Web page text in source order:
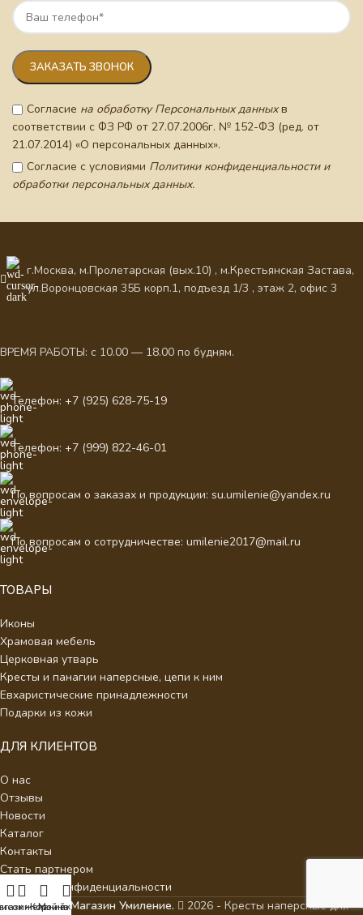
Согласие на обработку Персональных данныхв
соответствии с ФЗ РФ от 27.07.2006г. № 152-ФЗ (ред. от
21.07.2014) «О персональных данных».
Согласие с условиями Политики конфиденциальности и
обработки персональных данных.
г.Москва, м.Пролетарская (вых.10) , м.Крестьянская Застава,
ул.Воронцовская 35Б корп.1, подъезд 1/3 , этаж 2, офис 3
ВРЕМЯ РАБОТЫ: с 10.00 — 18.00 по будням.
Телефон: +7 (925) 628-75-19
Телефон: +7 (999) 822-46-01
По вопросам о заказах и продукции: su.umilenie@yandex.ru
По вопросам о сотрудничестве: umilenie2017@mail.ru
ТОВАРЫ
Иконы
Храмовая мебель
Церковная утварь
Кресты и панагии наперсные, цепи к ним
Евхаристические принадлежности
Подарки из кожи
ДЛЯ КЛИЕНТОВ
О нас
Отзывы
Новости
Каталог
Контакты
Стать партнером
Политика конфиденциальности
Интернет Магазин Умиление.
2026 - Кресты наперсные для
желаний
Корзина
Мой аккаунт